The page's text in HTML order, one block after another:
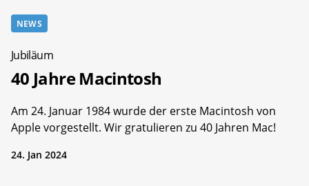
NEWS
Jubiläum
40 Jahre Macintosh
Am 24. Januar 1984 wurde der erste Macintosh von
Apple vorgestellt. Wir gratulieren zu 40 Jahren Mac!
24. Jan 2024